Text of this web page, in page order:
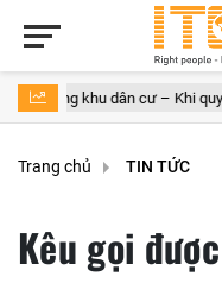
dân cư – Khi quy mô vượt
Trang chủ TIN TỨC
Kêu gọi